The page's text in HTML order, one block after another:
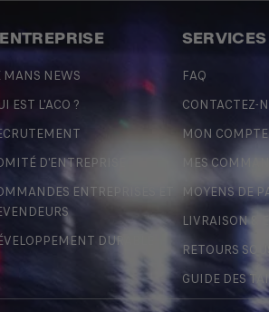
MANS NEWS
EST L'ACO ?
D'ENTREPRISE
ENTREPRISES ET
DURABLE
FAQ
CONTACTEZ-
MON COMPTE
MES
MOYENS DE
LIVRAISON &
RETOURS
GUIDE DES